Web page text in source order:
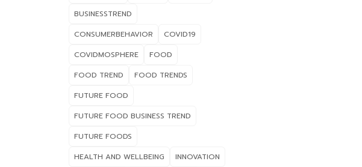
BUSINESSTREND
CONSUMERBEHAVIOR
COVID19
COVIDMOSPHERE
FOOD
FOOD TREND
FOOD TRENDS
FUTURE FOOD
FUTURE FOOD BUSINESS TREND
FUTURE FOODS
HEALTH AND WELLBEING
INNOVATION